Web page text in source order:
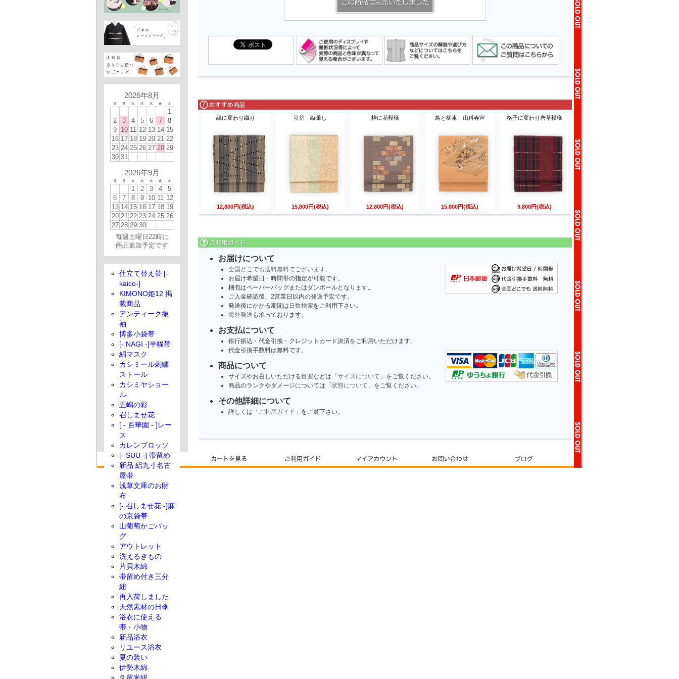
縞に変わり織り
12,800円(税込)
引箔 縦暈し
15,800円(税込)
枠に花模様
12,800円(税込)
鳥と槌車 山科春宣
15,800円(税込)
格子に変わり唐草模様
9,800円(税込)
お届けについて
全国どこでも送料無料でございます。
お届け希望日・時間帯の指定が可能です。
梱包はペーパーバッグまたはダンボールとなります。
ご入金確認後、2営業日以内の発送予定です。
発送後にかかる期間は 日数検索をご利用下さい。
海外発送 も承っております。
お支払について
銀行振込・代金引換・クレジットカード決済をご利用いただけます。
代金引換手数料は無料です。
商品について
サイズやお召しいただける目安などは「サイズについて 」をご覧ください。
商品のランクやダメージについては「状態について 」をご覧ください。
その他詳細について
詳しくは 「ご利用ガイド」 をご覧下さい。
2026年8月
日 月 火 水 木 金 土
1
2
3 4 5 6 7
8
9 10 11 12 13 14 15
16 17 18 19 20 21 22
23 24 25 26 27 28 29
30 31
2026年9月
日 月 火 水 木 金 土
1 2 3 4
5
6
7 8 9 10 11 12
13 14 15 16 17 18 19
20 21 22 23 24 25 26
27 28 29 30
毎週土曜日22時に
商品追加予定です
仕立て替え帯 [-
kaico-]
KIMONO姫12 掲
載商品
アンティーク振
袖
博多小袋帯
[- NAGI -]半幅帯
絹マスク
カシミール刺繍
ストール
カシミヤショー
ル
五嶋の彩
召しませ花
[ - 百華園 - ]レー
ス
カレンブロッソ
[- SUU -] 帯留め
新品 絽九寸名古
屋帯
浅草文庫のお財
布
[- 召しませ花 -]麻
の京袋帯
山葡萄かごバッ
グ
アウトレット
洗えるきもの
片貝木綿
帯留め付き三分
紐
再入荷しました
天然素材の日傘
浴衣に使える
帯・小物
新品浴衣
リユース浴衣
夏の装い
伊勢木綿